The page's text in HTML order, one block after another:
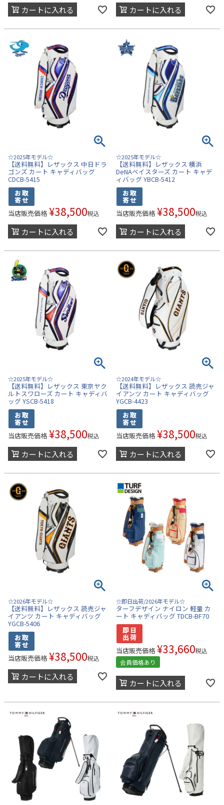
カートに入れる カートに入れる
☆2025年モデル☆
【送料無料】レザックス 中日ドラ
ゴンズ カート キャディバッグ
CDCB-5415
当店販売価格 ¥38,500税込
カートに入れる
☆2025年モデル☆
【送料無料】レザックス 横浜
DeNAベイスターズ カート キャデ
ィバッグ YBCB-5412
当店販売価格 ¥38,500税込
カートに入れる
☆2025年モデル☆
【送料無料】レザックス 東京ヤク
ルトスワローズ カート キャディバ
ッグ YSCB-5418
当店販売価格 ¥38,500税込
カートに入れる
☆2024年モデル☆
【送料無料】レザックス 読売ジャ
イアンツ カート キャディバッグ
YGCB-4423
当店販売価格 ¥38,500税込
カートに入れる
☆2026年モデル☆
【送料無料】レザックス 読売ジャ
イアンツ カート キャディバッグ
YGCB-5406
当店販売価格 ¥38,500税込
カートに入れる
☆即日出荷/2026年モデル☆
ターフデザイン ナイロン 軽量 カ
ート キャディバッグ TDCB-BF70
当店販売価格 ¥33,660税込
会員価格あり
カートに入れる